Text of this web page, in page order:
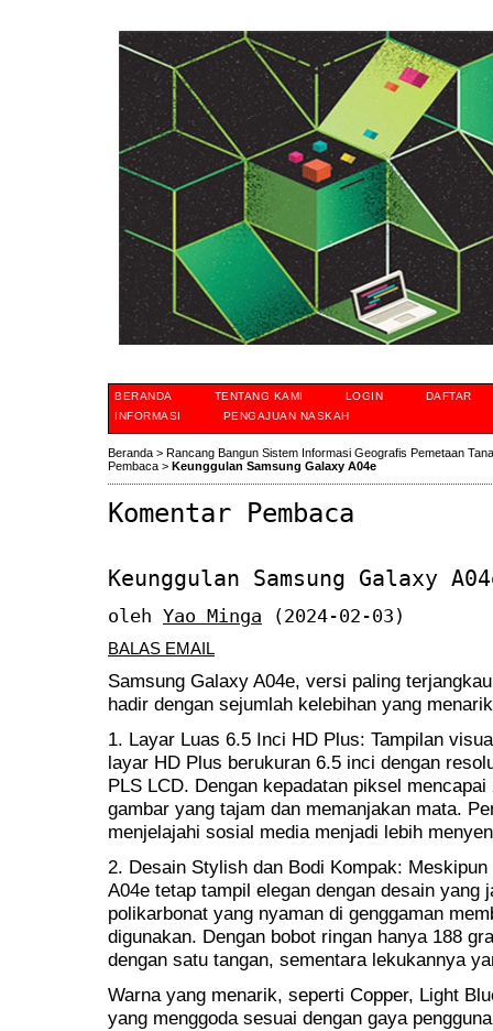
BERANDA TENTANG KAMI LOGIN
DAFTAR
INFORMASI
PENGAJUAN NASKAH
Beranda > Rancang Bangun Sistem Informasi Geografis Pemetaan
Pembaca > Keunggulan Samsung Galaxy A04e
Komentar Pembaca
Keunggulan Samsung Galaxy
oleh Yao Minga (2024-02-03)
BALAS EMAIL
Samsung Galaxy A04e, versi paling
hadir dengan sejumlah kelebihan yang
1. Layar Luas 6.5 Inci HD Plus: Tampilan
layar HD Plus berukuran 6.5 inci dengan
PLS LCD. Dengan kepadatan piksel
gambar yang tajam dan memanjakan mata.
menjelajahi sosial media menjadi lebih
2. Desain Stylish dan Bodi Kompak:
A04e tetap tampil elegan dengan desain yang
polikarbonat yang nyaman di genggaman
digunakan. Dengan bobot ringan hanya 188
dengan satu tangan, sementara lekukannya
Warna yang menarik, seperti Copper, Light
yang menggoda sesuai dengan gaya